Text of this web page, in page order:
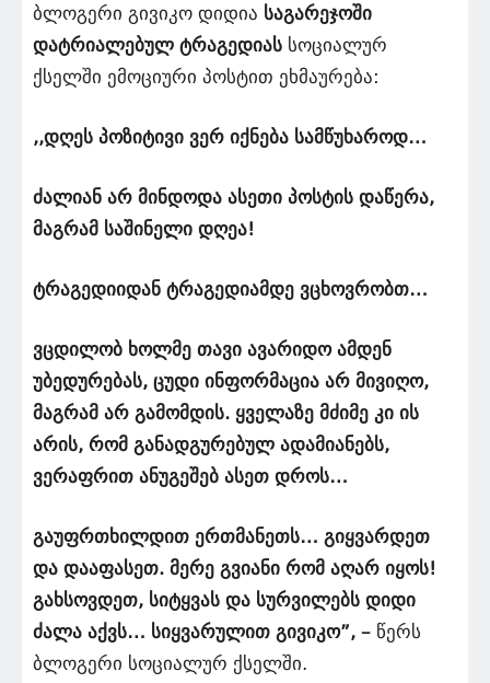
ბლოგერი გივიკო დიდია საგარეჯოში
დატრიალებულ ტრაგედიას სოციალურ
ქსელში ემოციური პოსტით ეხმაურება:
,,დღეს პოზიტივი ვერ იქნება სამწუხაროდ…
ძალიან არ მინდოდა ასეთი პოსტის დაწერა,
მაგრამ საშინელი დღეა!
ტრაგედიიდან ტრაგედიამდე ვცხოვრობთ…
ვცდილობ ხოლმე თავი ავარიდო ამდენ
უბედურებას, ცუდი ინფორმაცია არ მივიღო,
მაგრამ არ გამომდის. ყველაზე მძიმე კი ის
არის, რომ განადგურებულ ადამიანებს,
ვერაფრით ანუგეშებ ასეთ დროს…
გაუფრთხილდით ერთმანეთს… გიყვარდეთ
და დააფასეთ. მერე გვიანი რომ აღარ იყოს!
გახსოვდეთ, სიტყვას და სურვილებს დიდი
ძალა აქვს… სიყვარულით გივიკო”, – წერს
ბლოგერი სოციალურ ქსელში.